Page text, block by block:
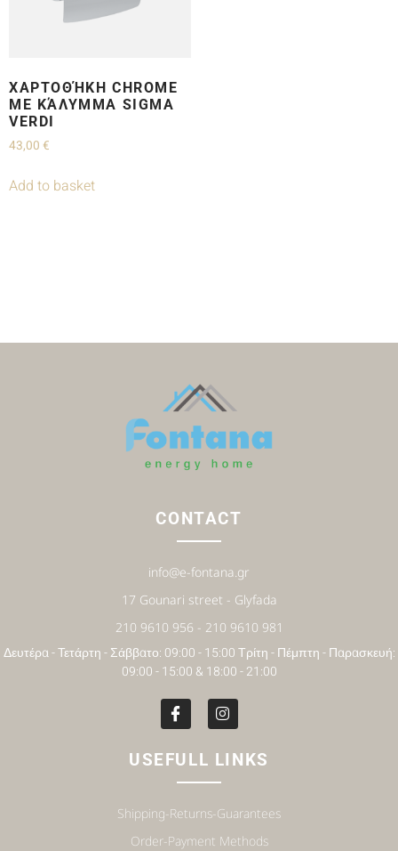
ΧΑΡΤΟΘΉΚΗ CHROME
ΜΕ ΚΆΛΥΜΜΑ SIGMA
VERDI
43,00 €
Add to basket
CONTACT
info@e-fontana.gr
17 Gounari street - Glyfada
210 9610 956 - 210 9610 981
Δευτέρα - Τετάρτη - Σάββατο: 09:00 - 15:00 Τρίτη - Πέμπτη - Παρασκευή:
09:00 - 15:00 & 18:00 - 21:00
USEFULL LINKS
Shipping-Returns-Guarantees
Order-Payment Methods